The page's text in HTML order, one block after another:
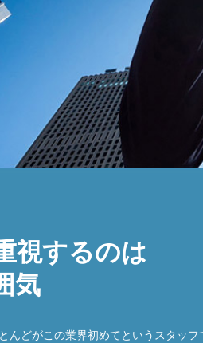
視するのは
気
んどがこの業界初めてというスタッフ